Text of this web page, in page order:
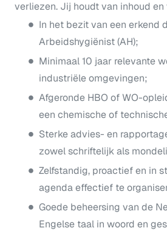
verliezen. Jij houdt van inhoud en
In het bezit van een erkend
Arbeidshygiënist (AH);
Minimaal 10 jaar relevante
industriële omgevingen;
Afgeronde HBO of WO-
een chemische of
Sterke advies- en
zowel schriftelijk als
Zelfstandig, proactief en in
agenda effectief te
Goede beheersing van de
Engelse taal in woord en